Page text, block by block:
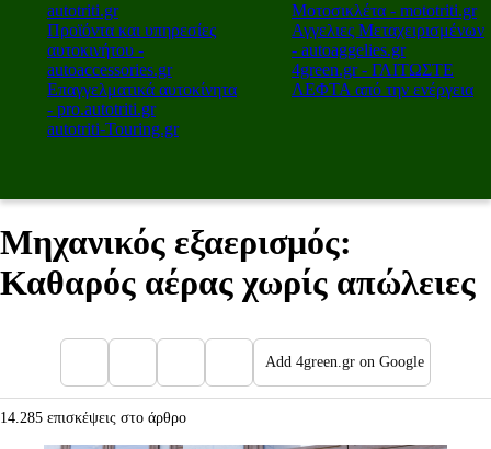
autotriti.gr
Προϊόντα και υπηρεσίες
αυτοκινήτου -
autoaccessories.gr
Επαγγελματικά αυτοκίνητα
- pro.autotriti.gr
autotriti-Touring.gr
Μοτοσικλέτα - mototriti.gr
Αγγελιες Μεταχειρισμένων
- autoaggelies.gr
4green.gr - ΓΛΙΤΩΣΤΕ
ΛΕΦΤΑ από την ενέργεια
Μηχανικός εξαερισμός:
Καθαρός αέρας χωρίς απώλειες
Add 4green.gr on Google
14.285 επισκέψεις στο άρθρο